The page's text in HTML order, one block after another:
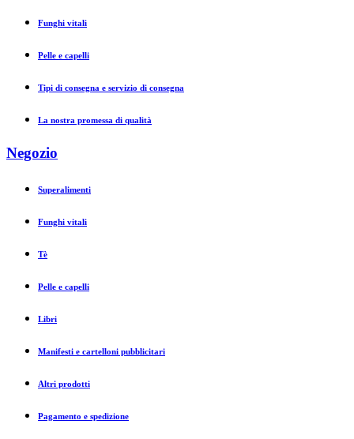
Funghi vitali
Pelle e capelli
Tipi di consegna e servizio di consegna
La nostra promessa di qualità
Negozio
Superalimenti
Funghi vitali
Tè
Pelle e capelli
Libri
Manifesti e cartelloni pubblicitari
Altri prodotti
Pagamento e spedizione